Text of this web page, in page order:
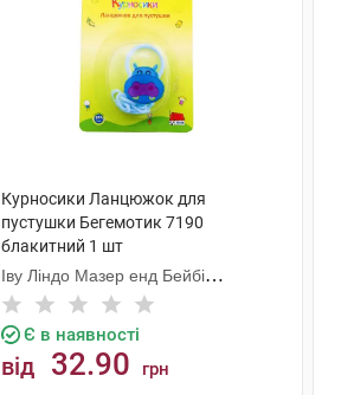
Курносики Ланцюжок для
пустушки Бегемотик 7190
блакитний 1 шт
Іву Ліндо Мазер енд Бейбі
Продактс
Є в наявності
від 32.90 грн